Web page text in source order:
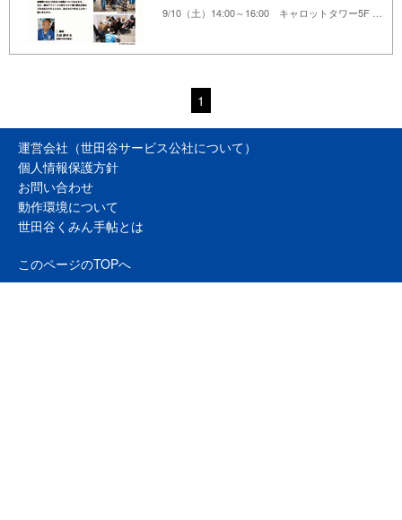
1
運営会社（世田谷サービス公社について）
個人情報保護方針
お問い合わせ
動作環境について
世田谷くみん手帖とは
このページのTOPへ